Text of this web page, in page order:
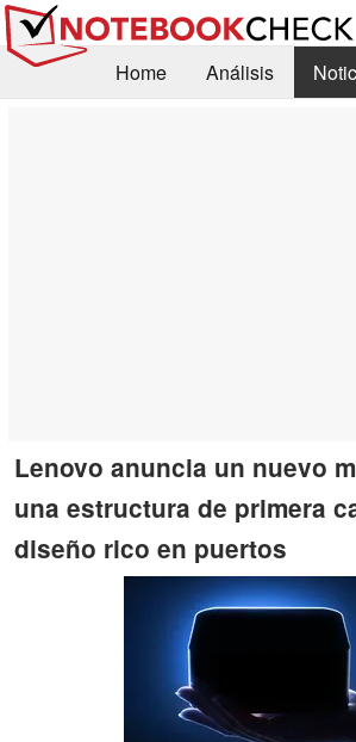
Home Análisis
Lenovo anuncia un nuevo
una estructura de primera
diseño rico en puertos